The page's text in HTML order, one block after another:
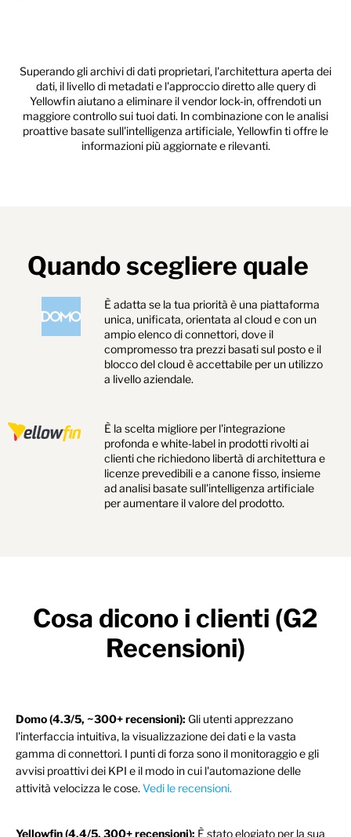
Superando gli archivi di dati proprietari, l'architettura aperta dei
dati, il livello di metadati e l'approccio diretto alle query di
Yellowfin aiutano a eliminare il vendor lock-in, offrendoti un
maggiore controllo sui tuoi dati. In combinazione con le analisi
proattive basate sull'intelligenza artificiale, Yellowfin ti offre le
informazioni più aggiornate e rilevanti.
Quando scegliere quale
È adatta se la tua priorità è una piattaforma
unica, unificata, orientata al cloud e con un
ampio elenco di connettori, dove il
compromesso tra prezzi basati sul posto e il
blocco del cloud è accettabile per un utilizzo
a livello aziendale.
È la scelta migliore per l'integrazione
profonda e white-label in prodotti rivolti ai
clienti che richiedono libertà di architettura e
licenze prevedibili e a canone fisso, insieme
ad analisi basate sull'intelligenza artificiale
per aumentare il valore del prodotto.
Cosa dicono i clienti (G2
Recensioni)
Domo (4.3/5, ~300+ recensioni): Gli utenti apprezzano
l'interfaccia intuitiva, la visualizzazione dei dati e la vasta
gamma di connettori. I punti di forza sono il monitoraggio e gli
avvisi proattivi dei KPI e il modo in cui l'automazione delle
attività velocizza le cose. Vedi le recensioni.
Yellowfin (4.4/5, 300+ recensioni): È stato elogiato per la sua